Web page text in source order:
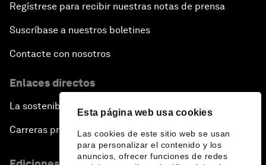
Esta página web usa cookies
Las cookies de este sitio web se usan
para personalizar el contenido y los
anuncios, ofrecer funciones de redes
Regístrese para recibir nuestras notas de prensa
Suscríbase a nuestros boletines
Contacte con nosotros
Enlaces directos
La sostenibilidad en el Foro
Carreras profesionales